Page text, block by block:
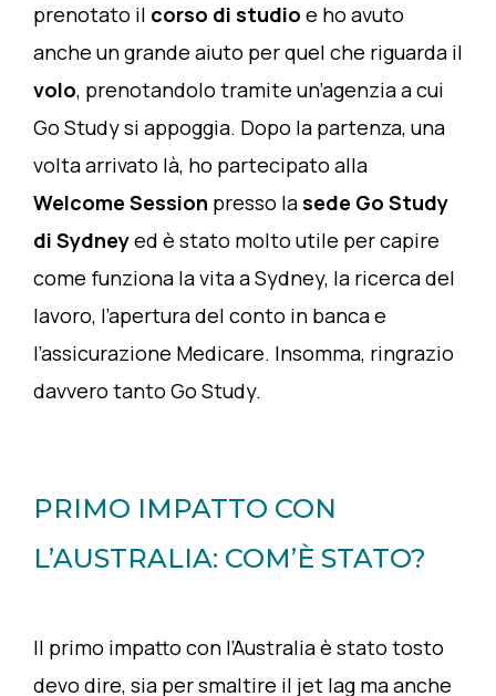
prenotato il corso di studio e ho avuto
anche un grande aiuto per quel che riguarda il
volo, prenotandolo tramite un’agenzia a cui
Go Study si appoggia. Dopo la partenza, una
volta arrivato là, ho partecipato alla
Welcome Session presso lasede Go Study
di Sydneyed è stato molto utile per capire
come funziona la vita a Sydney, la ricerca del
lavoro, l’apertura del conto in banca e
l’assicurazione Medicare. Insomma, ringrazio
davvero tanto Go Study.
PRIMO IMPATTO CON
L’AUSTRALIA: COM’È STATO?
Il primo impatto con l’Australia è stato tosto
devo dire, sia per smaltire il jet lag ma anche